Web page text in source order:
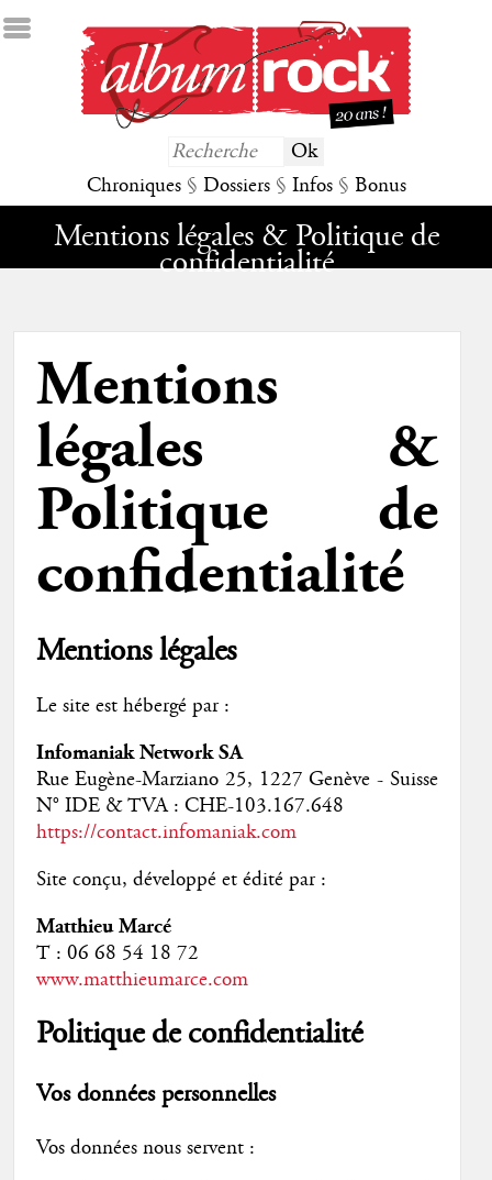
Chroniques § Dossiers § Infos § Bonus
Mentions légales & Politique de
confidentialité
Mentions
légales &
Politique de
confidentialité
Mentions légales
Le site est hébergé par :
Infomaniak Network SA
Rue Eugène-Marziano 25, 1227 Genève - Suisse
N° IDE & TVA : CHE-103.167.648
https://contact.infomaniak.com
Site conçu, développé et édité par :
Matthieu Marcé
T : 06 68 54 18 72
www.matthieumarce.com
Politique de confidentialité
Vos données personnelles
Vos données nous servent :